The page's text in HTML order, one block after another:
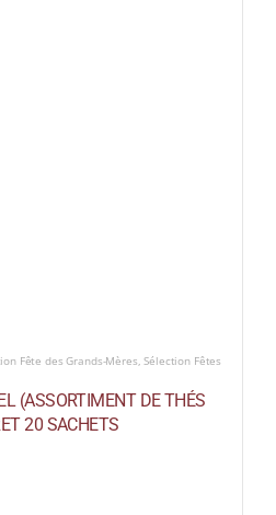
Fête des Grands-Mères,Sélection Fêtes
(ASSORTIMENT DE THÉS
20 SACHETS